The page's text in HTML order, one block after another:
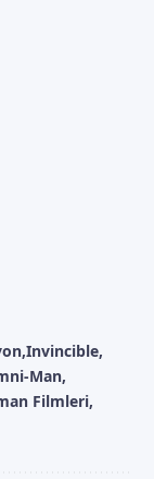
Invincible
Man
Filmleri